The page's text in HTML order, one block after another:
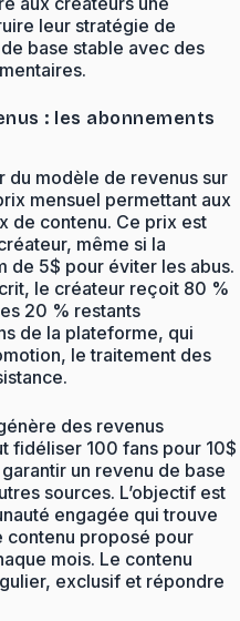
leur stratégie de
base stable avec des
: les abonnements
du modèle de revenus sur
mensuel permettant aux
de contenu. Ce prix est
même si la
de 5$ pour éviter les abus.
le créateur reçoit 80 %
20 % restants
de la plateforme, qui
le traitement des
des revenus
fidéliser 100 fans pour 10$
un revenu de base
sources. L’objectif est
engagée qui trouve
contenu proposé pour
mois. Le contenu
exclusif et répondre